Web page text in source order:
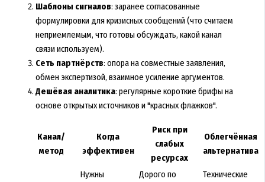
Шаблоны сигналов: заранее согласованные
формулировки для кризисных сообщений (что считаем
неприемлемым, что готовы обсуждать, какой канал
связи используем).
Сеть партнёрств: опора на совместные заявления,
обмен экспертизой, взаимное усиление аргументов.
Дешёвая аналитика: регулярные короткие брифы на
основе открытых источников и "красных флажков".
Канал/
метод
Когда
эффективен
Риск при
слабых
ресурсах
Облегчённая
альтернатива
Нужны
Дорого по
Технические